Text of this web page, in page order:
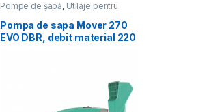
Pompe de șapă, Utilaje pentru
construcții
Pompa de sapa Mover 270
EVO DBR, debit material 220